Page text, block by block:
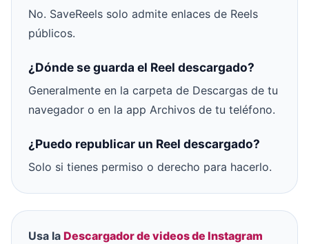
No. SaveReels solo admite enlaces de Reels
públicos.
¿Dónde se guarda el Reel descargado?
Generalmente en la carpeta de Descargas de tu
navegador o en la app Archivos de tu teléfono.
¿Puedo republicar un Reel descargado?
Solo si tienes permiso o derecho para hacerlo.
Usa la Descargador de videos de Instagram